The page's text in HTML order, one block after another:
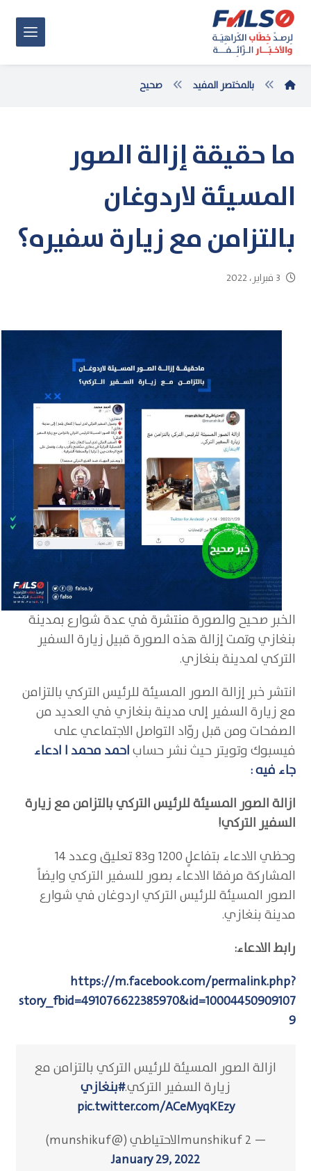
بالمختصر المفيد صحيح
ما حقيقة إزالة الصور
المسيئة لاردوغان
بالتزامن مع زيارة سفيره؟
3 فبراير، 2022
الخبر صحيح والصورة منتشرة في عدة شوارع بمدينة
بنغازي وتمت إزالة هذه الصورة قبيل زيارة السفير
التركي لمدينة بنغازي.
انتشر خبر إزالة الصور المسيئة للرئيس التركي بالتزامن
مع زيارة السفير إلى مدينة بنغازي في العديد من
الصفحات ومن قبل روّاد التواصل الاجتماعي على
فيسبوك وتويتر حيث نشر حساباحمد محمد ا ادعاء
جاء فيه :
ازالة الصور المسيئة للرئيس التركي بالتزامن مع زيارة
السفير التركي!
وحظي الادعاء بتفاعلٍ 1200 و83 تعليق وعدد 14
المشاركة مرفقا الادعاء بصور للسفير التركي وايضاً
الصور المسيئة للرئيس التركي اردوغان في شوارع
مدينة بنغازي.
رابط الادعاء:
https://m.facebook.com/permalink.php?
story_fbid=491076622385970&id=10004450909107
9
ازالة الصور المسيئة للرئيس التركي بالتزامن مع
زيارة السفير التركي.#بنغازي
pic.twitter.com/ACeMyqKEzy
— munshikuf 2الاحتياطي (@munshikuf)
January 29, 2022